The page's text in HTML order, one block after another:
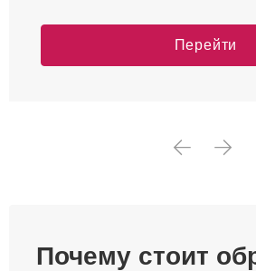
Перейти
Почему стоит